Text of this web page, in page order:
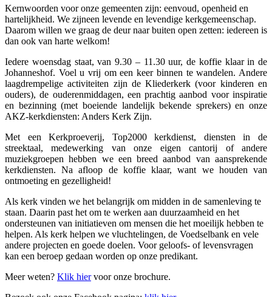
website protestantse
gemeente Lichtenvoorde
Kernwoorden voor onze gemeenten zijn: eenvoud, openheid en
hartelijkheid. We zijneen levende en levendige kerkgemeenschap.
Daarom willen we graag de deur naar buiten open zetten: iedereen is
dan ook van harte welkom!
Iedere woensdag staat, van 9.30 – 11.30 uur, de koffie klaar in de
Johanneshof. Voel u vrij om een keer binnen te wandelen. Andere
laagdrempelige activiteiten zijn de Kliederkerk (voor kinderen en
ouders), de ouderenmiddagen, een prachtig aanbod voor inspiratie
en bezinning (met boeiende landelijk bekende sprekers) en onze
AKZ-kerkdiensten: Anders Kerk Zijn.
Met een Kerkproeverij, Top2000 kerkdienst, diensten in de
streektaal, medewerking van onze eigen cantorij of andere
muziekgroepen hebben we een breed aanbod van aansprekende
kerkdiensten. Na afloop de koffie klaar, want we houden van
ontmoeting en gezelligheid!
Als kerk vinden we het belangrijk om midden in de samenleving te
staan. Daarin past het om te werken aan duurzaamheid en het
ondersteunen van initiatieven om mensen die het moeilijk hebben te
helpen. Als kerk helpen we vluchtelingen, de Voedselbank en vele
andere projecten en goede doelen. Voor geloofs- of levensvragen
kan een beroep gedaan worden op onze predikant.
Meer weten? Klik hiervoor onze brochure.